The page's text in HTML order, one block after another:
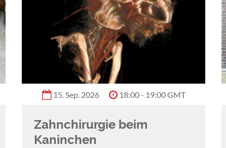
15. Sep. 2026 18:00 - 19:00 GMT
Zahnchirurgie beim
Kaninchen